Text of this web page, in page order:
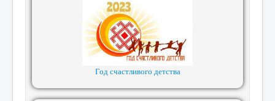
Год счастливого детства